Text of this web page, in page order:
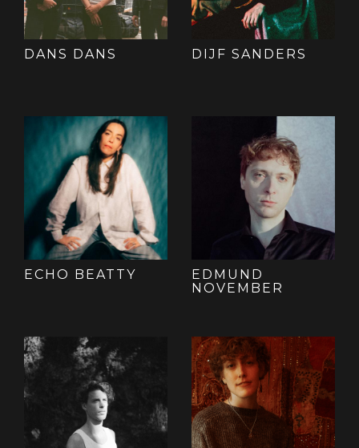
DANS DANS DIJF SANDERS
ECHO BEATTY
EDMUND
NOVEMBER